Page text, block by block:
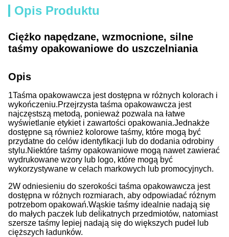
Opis Produktu
Ciężko napędzane, wzmocnione, silne
taśmy opakowaniowe do uszczelniania
Opis
1Taśma opakowawcza jest dostępna w różnych kolorach i
wykończeniu.Przejrzysta taśma opakowawcza jest
najczęstszą metodą, ponieważ pozwala na łatwe
wyświetlanie etykiet i zawartości opakowania.Jednakże
dostępne są również kolorowe taśmy, które mogą być
przydatne do celów identyfikacji lub do dodania odrobiny
stylu.Niektóre taśmy opakowaniowe mogą nawet zawierać
wydrukowane wzory lub logo, które mogą być
wykorzystywane w celach markowych lub promocyjnych.
2W odniesieniu do szerokości taśma opakowawcza jest
dostępna w różnych rozmiarach, aby odpowiadać różnym
potrzebom opakowań.Wąskie taśmy idealnie nadają się
do małych paczek lub delikatnych przedmiotów, natomiast
szersze taśmy lepiej nadają się do większych pudeł lub
cięższych ładunków.